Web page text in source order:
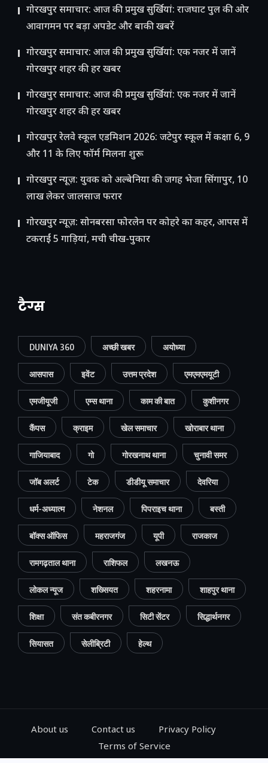
गोरखपुर समाचार: आज की प्रमुख सुर्खियां: राजघाट पुल की ओर
आवागमन पर बड़ा अपडेट और बाकी खबरें
गोरखपुर समाचार: आज की प्रमुख सुर्खियां: एक नजर में जानें
गोरखपुर शहर की हर खबर
गोरखपुर समाचार: आज की प्रमुख सुर्खियां: एक नजर में जानें
गोरखपुर शहर की हर खबर
गोरखपुर रेलवे स्कूल एडमिशन 2026: जटेपुर स्कूल में कक्षा 6, 9
और 11 के लिए फॉर्म मिलना शुरू
गोरखपुर न्यूज़: युवक को अल्बेनिया की जगह भेजा सिंगापुर, 10
लाख लेकर जालसाज फरार
गोरखपुर न्यूज़: सोनबरसा फोरलेन पर कोहरे का कहर, आपस में
टकराईं 5 गाड़ियां, मची चीख-पुकार
टैग्स
DUNIYA 360 अच्छी खबर अयोध्या
आसपास इवेंट उत्तम प्रदेश एमएमएमयूटी
एमजीयूजी एम्स थाना काम की बात कुशीनगर
कैंपस क्राइम खेल समाचार खोराबार थाना
गाजियाबाद गो गोरखनाथ थाना चुनावी समर
जॉब अलर्ट टेक डीडीयू समाचार देवरिया
धर्म-अध्यात्म नेशनल पिपराइच थाना बस्ती
बॉक्स ऑफिस महराजगंज यूपी राजकाज
रामगढ़ताल थाना राशिफल लखनऊ
लोकल न्यूज शख्सियत शहरनामा शाहपुर थाना
शिक्षा संत कबीरनगर सिटी सेंटर सिद्धार्थनगर
सियासत सेलीब्रिटी हेल्थ
About us Contact us
Privacy Policy
Terms of Service